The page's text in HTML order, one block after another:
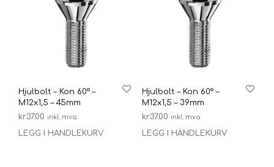
Hjulbolt – Kon 60° –
M12x1,5 – 45mm
kr37.00 inkl. mva
LEGG I HANDLEKURV
Hjulbolt – Kon 60° –
M12x1,5 – 39mm
kr37.00 inkl. mva
LEGG I HANDLEKURV